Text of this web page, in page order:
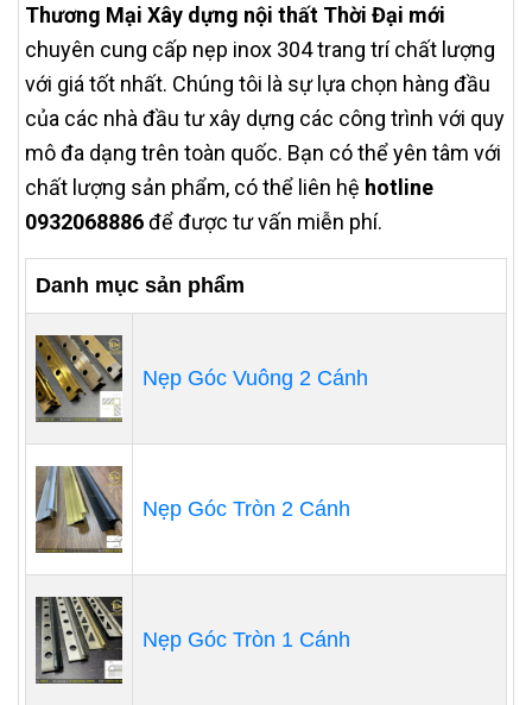
Thương Mại Xây dựng nội thất Thời Đại mới
chuyên cung cấp nẹp inox 304 trang trí chất lượng
với giá tốt nhất. Chúng tôi là sự lựa chọn hàng đầu
của các nhà đầu tư xây dựng các công trình với quy
mô đa dạng trên toàn quốc. Bạn có thể yên tâm với
chất lượng sản phẩm, có thể liên hệ hotline
0932068886để được tư vấn miễn phí.
Danh mục sản phẩm
Nẹp Góc Vuông 2 Cánh
Nẹp Góc Tròn 2 Cánh
Nẹp Góc Tròn 1 Cánh